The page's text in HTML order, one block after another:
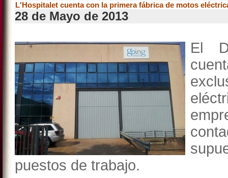
L'Hospitalet cuenta con la primera fábrica de motos
28 de Mayo de 2013
El
puestos de trabajo.